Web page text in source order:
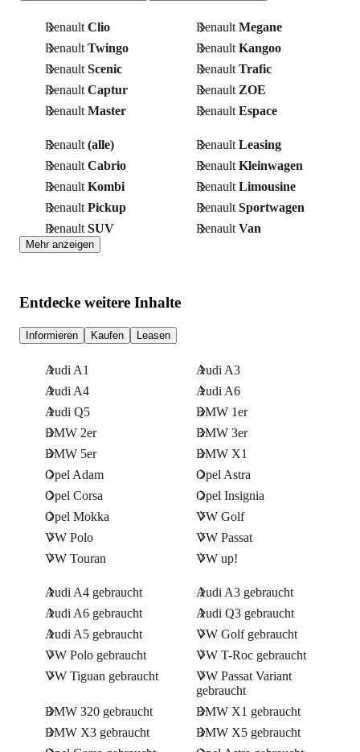
Renault Clio Renault Megane
Renault Twingo Renault Kangoo
Renault Scenic Renault Trafic
Renault Captur Renault ZOE
Renault Master Renault Espace
Renault (alle) Renault Leasing
Renault Cabrio Renault Kleinwagen
Renault Kombi Renault Limousine
Renault Pickup Renault Sportwagen
Renault SUV Renault Van
Mehr anzeigen
Entdecke weitere Inhalte
Informieren Kaufen Leasen
Audi A1
Audi A3
Audi A4
Audi A6
Audi Q5
BMW 1er
BMW 2er
BMW 3er
BMW 5er
BMW X1
Opel Adam
Opel Astra
Opel Corsa
Opel Insignia
Opel Mokka
VW Golf
VW Polo
VW Passat
VW Touran
VW up!
Audi A4 gebraucht
Audi A3 gebraucht
Audi A6 gebraucht
Audi Q3 gebraucht
Audi A5 gebraucht
VW Golf gebraucht
VW Polo gebraucht
VW T-Roc gebraucht
VW Tiguan gebraucht
VW Passat Variant
gebraucht
BMW 320 gebraucht
BMW X1 gebraucht
BMW X3 gebraucht
BMW X5 gebraucht